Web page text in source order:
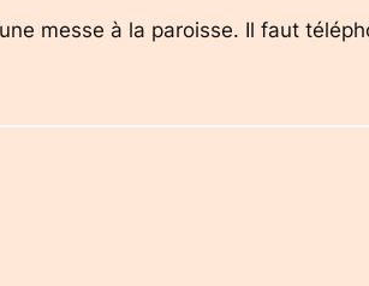
messe à la paroisse. Il faut